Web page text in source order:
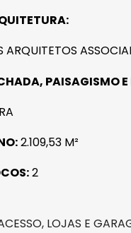
ARQUITETOS
PAISAGISMO E
2.109,53 M²
2
LOJAS E